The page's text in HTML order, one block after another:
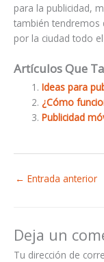
para la publicidad,
también tendremos
por la ciudad todo
Artículos Que
Ideas para
¿Cómo
Publicidad
← Entrada anterior
Deja un
Tu dirección de